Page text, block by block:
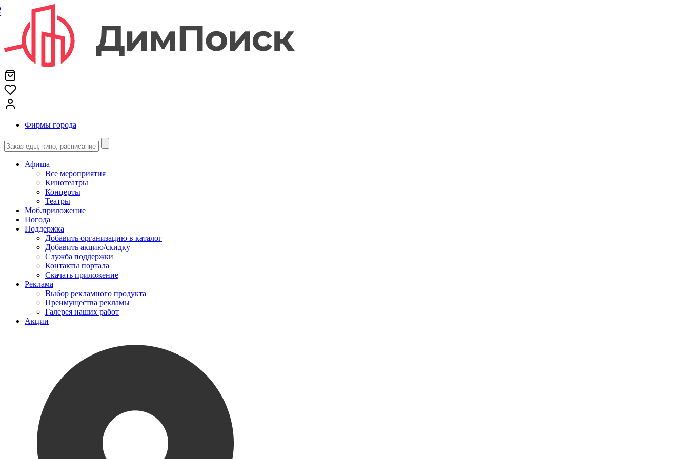
Фирмы города
Афиша
Все мероприятия
Кинотеатры
Концерты
Театры
Моб.приложение
Погода
Поддержка
Добавить организацию в каталог
Добавить акцию/скидку
Служба поддержки
Контакты портала
Скачать приложение
Реклама
Выбор рекламного продукта
Преимущества рекламы
Галерея наших работ
Акции